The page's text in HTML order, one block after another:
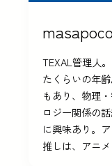
masapoco
TEXAL管理人
たくらいの年
もあり、物理
ロジー関係の
に興味あり。
推しは、アニ